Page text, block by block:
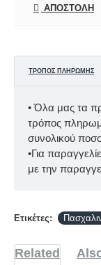
ΑΠΟΣΤΟΛΉ
ΤΡΌΠΟΣ ΠΛΗΡΩΜΉΣ
• Όλα μας τα
τρόπος
συνολικού
•Για
με την
Ετικέτες:
Related